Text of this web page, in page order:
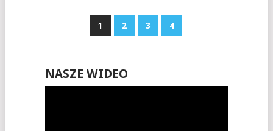
1 2 3 4
NASZE WIDEO